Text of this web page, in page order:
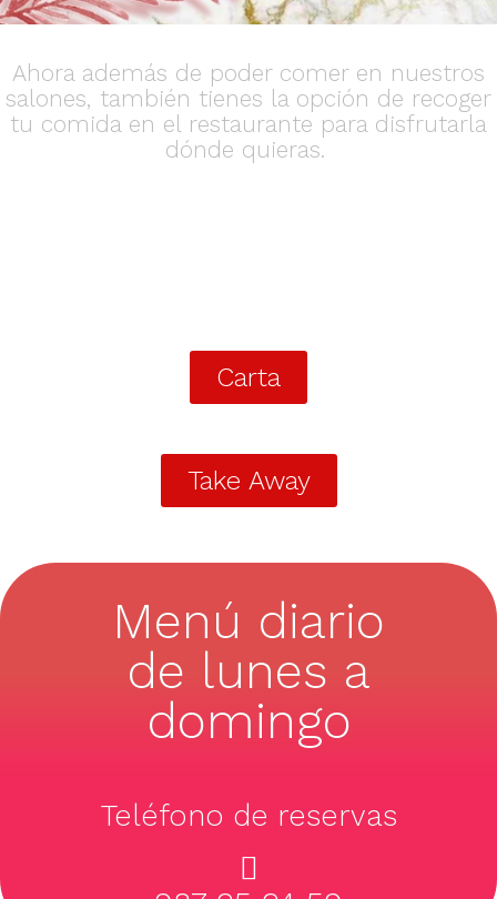
Ahora además de poder comer en nuestros
salones, también tienes la opción de recoger
tu comida en el restaurante para disfrutarla
dónde quieras.
Carta
Take Away
Menú diario
de lunes a
domingo
Teléfono de reservas